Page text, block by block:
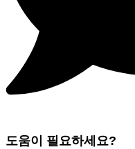
도움이 필요하세요?